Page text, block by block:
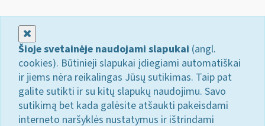
Šioje svetainėje naudojami slapukai (angl.
cookies). Būtinieji slapukai įdiegiami automatiškai
ir jiems nėra reikalingas Jūsų sutikimas. Taip pat
galite sutikti ir su kitų slapukų naudojimu. Savo
sutikimą bet kada galėsite atšaukti pakeisdami
interneto naršyklės nustatymus ir ištrindami